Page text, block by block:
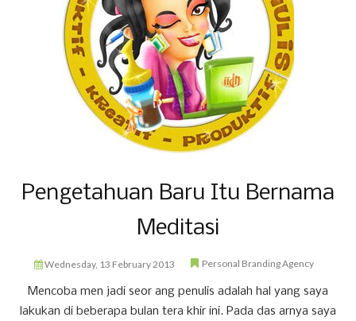
Pengetahuan Baru Itu Bernama
Meditasi
Wednesday, 13 February 2013 Personal Branding Agency
Mencoba men jadi seor ang penulis adalah hal yang saya
lakukan di beberapa bulan tera khir ini. Pada das arnya saya